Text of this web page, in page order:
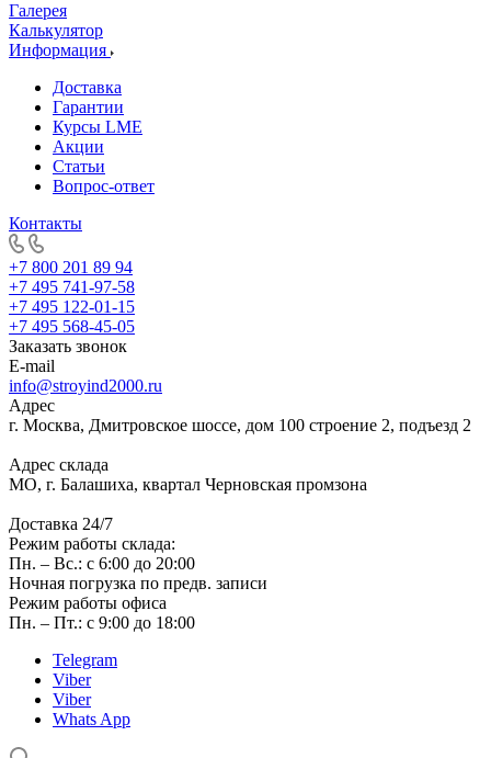
Галерея
Калькулятор
Информация
Доставка
Гарантии
Курсы LME
Акции
Статьи
Вопрос-ответ
Контакты
+7 800 201 89 94
+7 495 741-97-58
+7 495 122-01-15
+7 495 568-45-05
Заказать звонок
E-mail
info@stroyind2000.ru
Адрес
г. Москва, Дмитровское шоссе, дом 100 строение 2, подъезд 2
Адрес склада
МО, г. Балашиха, квартал Черновская промзона
Доставка 24/7
Режим работы склада:
Пн. – Вс.: с 6:00 до 20:00
Ночная погрузка по предв. записи
Режим работы офиса
Пн. – Пт.: с 9:00 до 18:00
Telegram
Viber
Viber
Whats App